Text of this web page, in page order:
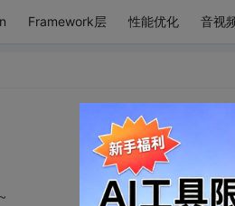
Framework层 性能优化 音视